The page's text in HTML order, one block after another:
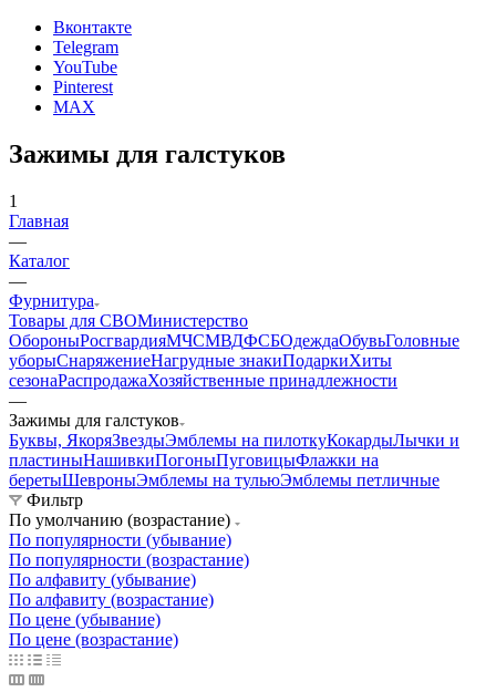
Вконтакте
Telegram
YouTube
Pinterest
MAX
Зажимы для галстуков
1
Главная
—
Каталог
—
Фурнитура
Товары для СВОМинистерство
ОбороныРосгвардияМЧСМВДФСБОдеждаОбувьГоловные
уборыСнаряжениеНагрудные знакиПодаркиХиты
сезонаРаспродажаХозяйственные принадлежности
—
Зажимы для галстуков
Буквы, ЯкоряЗвездыЭмблемы на пилоткуКокардыЛычки и
пластиныНашивкиПогоныПуговицыФлажки на
беретыШевроныЭмблемы на тульюЭмблемы петличные
Фильтр
По умолчанию (возрастание)
По популярности (убывание)
По популярности (возрастание)
По алфавиту (убывание)
По алфавиту (возрастание)
По цене (убывание)
По цене (возрастание)